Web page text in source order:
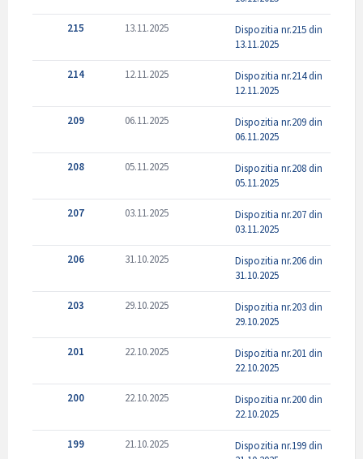
215 13.11.2025
Dispozitia nr.215 din
13.11.2025
214 12.11.2025
Dispozitia nr.214 din
12.11.2025
209 06.11.2025
Dispozitia nr.209 din
06.11.2025
208 05.11.2025
Dispozitia nr.208 din
05.11.2025
207 03.11.2025
Dispozitia nr.207 din
03.11.2025
206 31.10.2025
Dispozitia nr.206 din
31.10.2025
203 29.10.2025
Dispozitia nr.203 din
29.10.2025
201 22.10.2025
Dispozitia nr.201 din
22.10.2025
200 22.10.2025
Dispozitia nr.200 din
22.10.2025
199 21.10.2025
Dispozitia nr.199 din